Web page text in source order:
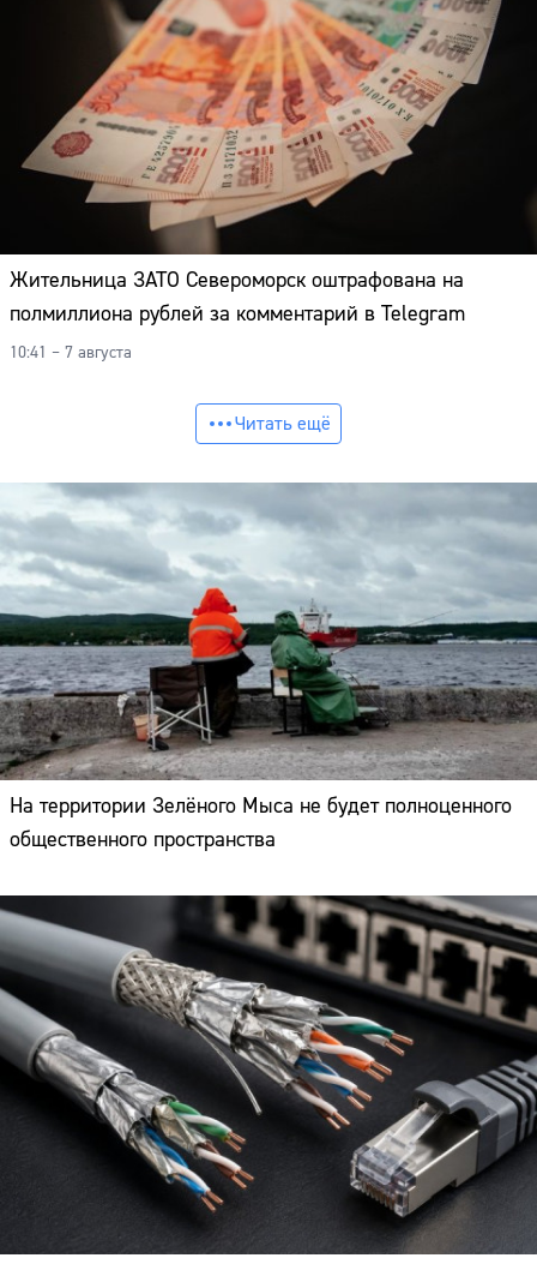
Жительница ЗАТО Североморск оштрафована на
полмиллиона рублей за комментарий в Telegram
10:41 – 7 августа
Читать ещё
На территории Зелёного Мыса не будет полноценного
общественного пространства